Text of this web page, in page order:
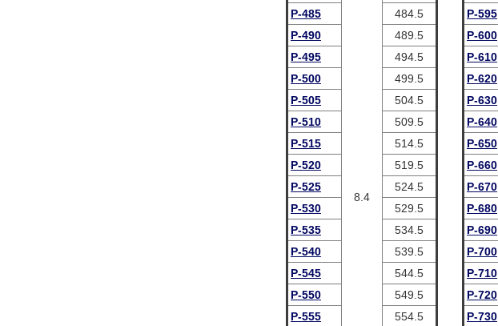
8.4
P-485
484.5
P-490
489.5
P-495
494.5
P-500
499.5
P-505
504.5
P-510
509.5
P-515
514.5
P-520
519.5
P-525
524.5
P-530
529.5
P-535
534.5
P-540
539.5
P-545
544.5
P-550
549.5
P-555
554.5
P-595
P-600
P-610
P-620
P-630
P-640
P-650
P-660
P-670
P-680
P-690
P-700
P-710
P-720
P-730